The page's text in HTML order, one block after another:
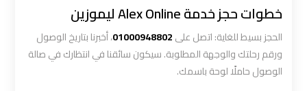
خطوات حجز خدمة Alex Online ليموزين
الحجز بسيط للغاية: اتصل على01000948802، أخبرنا بتاريخ الوصول
ورقم رحلتك والوجهة المطلوبة. سيكون سائقنا في انتظارك في صالة
الوصول حاملًا لوحة باسمك.
ليموزين
الاسكندريه
الغردقه